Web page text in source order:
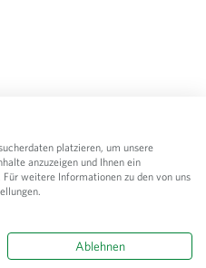
CH-8462 Rheinau
platzieren, um unsere
anzuzeigen und Ihnen ein
weitere Informationen zu den von uns
Ablehnen